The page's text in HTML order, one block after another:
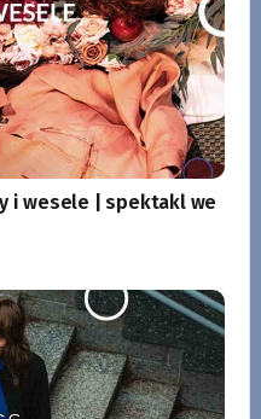
i wesele | spektakl we